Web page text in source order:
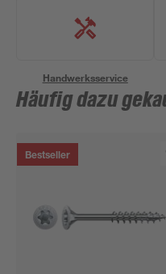
Handwerksservice
Häufig dazu
Bestseller